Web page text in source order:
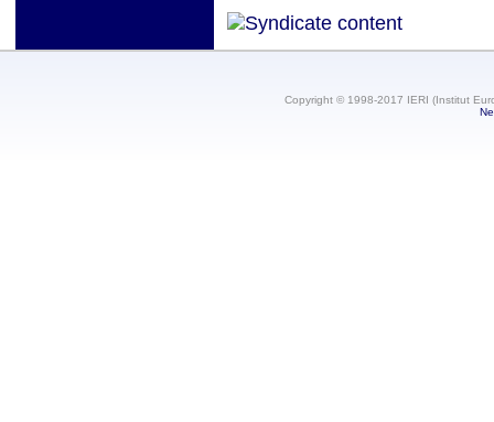
Copyright © 1998-2017 IERI (Institut